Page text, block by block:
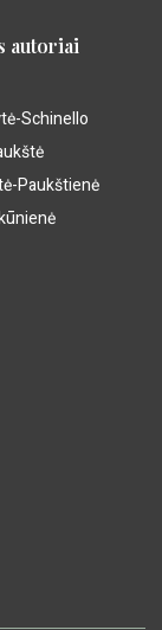
autoriai
Schinello
Paukštienė